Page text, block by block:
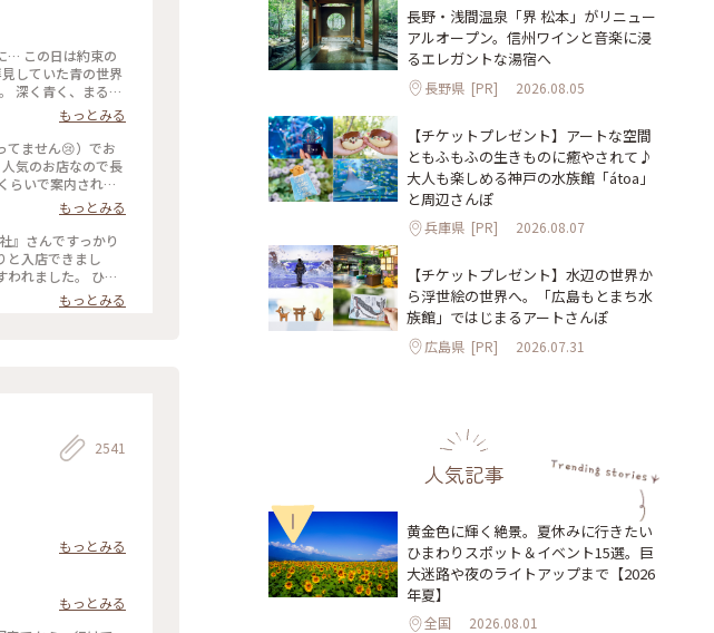
… この日は約束の
していた青の世界
深く青く、まるで
ゼリーポンチ🌈✨
酸もいい！ 中の氷
間に食べ終わって
外には長い行列が
もっとみる
てません😢）でお
気のお店なので長
らいで案内され、
ーグルトポンチ、
、落ち着いていて
😳 #私のことりっ
もっとみる
』さんですっかり
と入店できまし
われました。 ひん
ち着いた店内は 天
かったです。 お席
もっとみる
2541
もっとみる
もっとみる
長野・浅間温泉「界 松本」がリニュー
アルオープン。信州ワインと音楽に浸
るエレガントな湯宿へ
長野県 [PR] 2026.08.05
【チケットプレゼント】アートな空間
ともふもふの生きものに癒やされて♪
大人も楽しめる神戸の水族館「átoa」
と周辺さんぽ
兵庫県 [PR] 2026.08.07
【チケットプレゼント】水辺の世界か
ら浮世絵の世界へ。「広島もとまち水
族館」ではじまるアートさんぽ
広島県 [PR] 2026.07.31
人気記事
1
黄金色に輝く絶景。夏休みに行きたい
ひまわりスポット＆イベント15選。巨
大迷路や夜のライトアップまで【2026
年夏】
全国 2026.08.01